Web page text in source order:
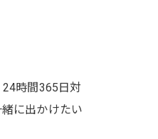
時間365日対
に出かけたい